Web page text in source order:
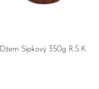
Džem Šípkový 350g R.S.K